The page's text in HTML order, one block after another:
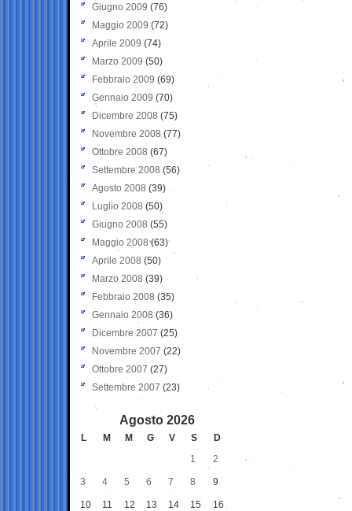
Giugno 2009 (76)
Maggio 2009 (72)
Aprile 2009 (74)
Marzo 2009 (50)
Febbraio 2009 (69)
Gennaio 2009 (70)
Dicembre 2008 (75)
Novembre 2008 (77)
Ottobre 2008 (67)
Settembre 2008 (56)
Agosto 2008 (39)
Luglio 2008 (50)
Giugno 2008 (55)
Maggio 2008(63)
Aprile 2008 (50)
Marzo 2008 (39)
Febbraio 2008 (35)
Gennaio 2008 (36)
Dicembre 2007 (25)
Novembre 2007 (22)
Ottobre 2007 (27)
Settembre 2007 (23)
Agosto 2026
L M M G V S
D
1
2
3 4 5 6 7 8 9
10 11 12 13 14 15 16